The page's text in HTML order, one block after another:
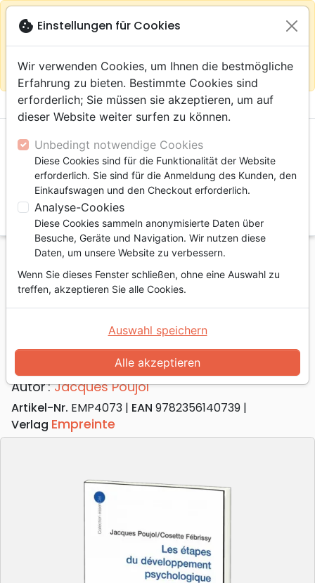
Auf der Webseite Europa bleiben close
warningGemäß
Ihrem
Einkauf im ShopDas Haus der Bibel Schweiz
menu shopping_cart
Suche
Startseite Bücher
Erbauung, Wachstum
Étapes du développement psychologique et
spirituel (Les) - [collection essenCiel]
Les étapes du développement
psychologique et spirituel
[collection essenCiel]
Autor :Jacques Poujol
Artikel-Nr. EMP4073 EAN 9782356140739
Verlag Empreinte
cookie Einstellungen für Cookies
Wir verwenden Cookies, um Ihnen die bestmögliche
Erfahrung zu bieten. Bestimmte Cookies sind
erforderlich; Sie müssen sie akzeptieren, um auf
dieser Website weiter surfen zu können.
Unbedingt notwendige Cookies
Diese Cookies sind für die Funktionalität der Website
erforderlich. Sie sind für die Anmeldung des Kunden, den
Einkaufswagen und den Checkout erforderlich.
Analyse-Cookies
Diese Cookies sammeln anonymisierte Daten über
Besuche, Geräte und Navigation. Wir nutzen diese
Daten, um unsere Website zu verbessern.
Wenn Sie dieses Fenster schließen, ohne eine Auswahl zu
treffen, akzeptieren Sie alle Cookies.
Alle akzeptieren
Auswahl speichern